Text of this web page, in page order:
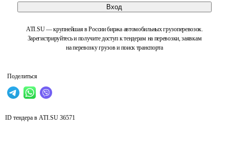
Вход
ATI.SU — крупнейшая в России биржа автомобильных грузоперевозок.
Зарегистрируйтесь и получите доступ к тендерам на перевозки, заявкам
на перевозку грузов и поиск транспорта
Поделиться
ID тендера в ATI.SU 36571